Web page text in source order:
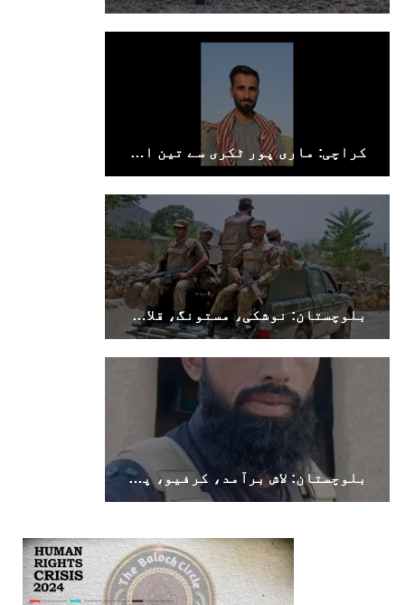
جون 9, 2023
بلوچستان میں نوجوانوں کی ماورائے آئین
گمشدگیاں تسلسل کے ساتھ جاری ہیں۔ مرکزی
ترجمان بی ایس او
بلوچ شاعر سخی ساوڑ کی جبری گمشدگی پر تشویش کا
اظہار کرتے ہوئے کہا ہے کہ بلوچستان میں
نوجوانوں کی ماورائے آئین گمشدگیاں تسلسل کے
ساتھ جاری ہیں۔
کراچی: ماری پور ٹکری سے تین افراد جبری لاپتہ
بلوچستان: نوشکی، مستونگ، قلات، سوراب اور خضدار میں کرفیو نافذ
بلوچستان: لاش برآمد، کرفیو، پولیس اہلکار ہلاک